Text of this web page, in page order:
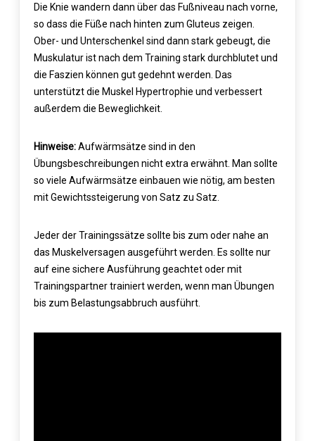
Die Knie wandern dann über das Fußniveau nach vorne,
so dass die Füße nach hinten zum Gluteus zeigen.
Ober- und Unterschenkel sind dann stark gebeugt, die
Muskulatur ist nach dem Training stark durchblutet und
die Faszien können gut gedehnt werden. Das
unterstützt die Muskel Hypertrophie und verbessert
außerdem die Beweglichkeit.
Hinweise:Aufwärmsätze sind in den
Übungsbeschreibungen nicht extra erwähnt. Man sollte
so viele Aufwärmsätze einbauen wie nötig, am besten
mit Gewichtssteigerung von Satz zu Satz.
Jeder der Trainingssätze sollte bis zum oder nahe an
das Muskelversagen ausgeführt werden. Es sollte nur
auf eine sichere Ausführung geachtet oder mit
Trainingspartner trainiert werden, wenn man Übungen
bis zum Belastungsabbruch ausführt.